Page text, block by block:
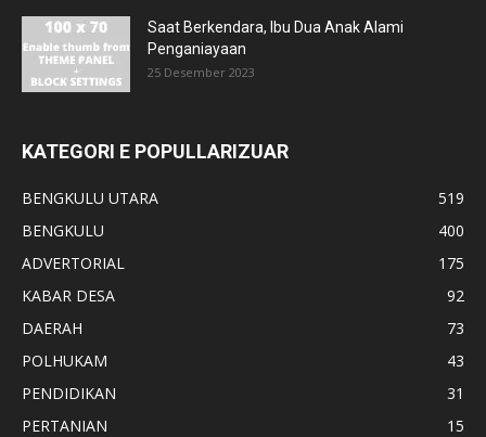
Saat Berkendara, Ibu Dua Anak Alami
Penganiayaan
25 Desember 2023
KATEGORI E POPULLARIZUAR
BENGKULU UTARA
519
BENGKULU
400
ADVERTORIAL
175
KABAR DESA
92
DAERAH
73
POLHUKAM
43
PENDIDIKAN
31
PERTANIAN
15